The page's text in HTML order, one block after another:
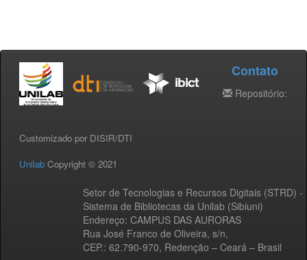
Customizado por DISIR/DTI
Unilab Copyright © 2021
Setor de Tecnologias e Recursos Digitais (STRD) -
Sistema de Bibliotecas da Unilab (Sibiuni)
Endereço: CAMPUS DAS AURORAS
Rua José Franco de Oliveira, s/n,
CEP.: 62.790-970, Redenção – Ceará – Brasil
Contato
Repositório: